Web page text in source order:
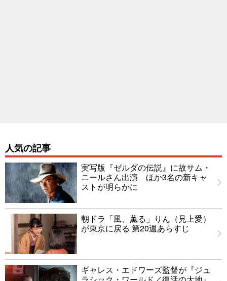
人気の記事
実写版『ゼルダの伝説』に故サム・
ニールさん出演 ほか3名の新キャ
ストが明らかに
朝ドラ「風、薫る」りん（見上愛）
が東京に戻る 第20週あらすじ
ギャレス・エドワーズ監督が『ジュ